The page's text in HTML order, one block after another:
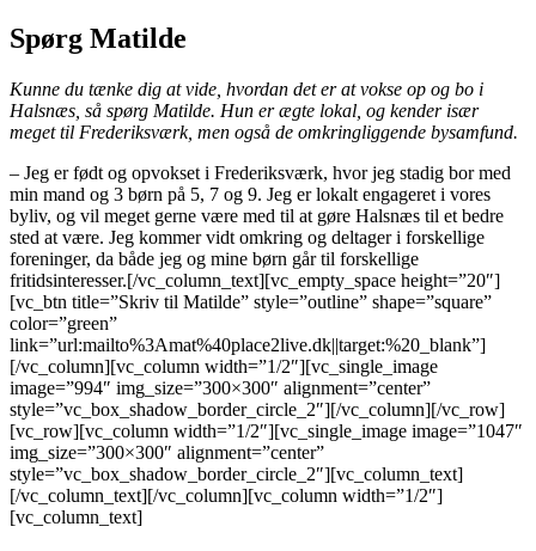
Spørg Matilde
Kunne du tænke dig at vide, hvordan det er at vokse op og bo i
Halsnæs, så spørg Matilde. Hun er ægte lokal, og kender især
meget til Frederiksværk, men også de omkringliggende bysamfund.
– Jeg er født og opvokset i Frederiksværk, hvor jeg stadig bor med
min mand og 3 børn på 5, 7 og 9. Jeg er lokalt engageret i vores
byliv, og vil meget gerne være med til at gøre Halsnæs til et bedre
sted at være. Jeg kommer vidt omkring og deltager i forskellige
foreninger, da både jeg og mine børn går til forskellige
fritidsinteresser.[/vc_column_text][vc_empty_space height=”20″]
[vc_btn title=”Skriv til Matilde” style=”outline” shape=”square”
color=”green”
link=”url:mailto%3Amat%40place2live.dk||target:%20_blank”]
[/vc_column][vc_column width=”1/2″][vc_single_image
image=”994″ img_size=”300×300″ alignment=”center”
style=”vc_box_shadow_border_circle_2″][/vc_column][/vc_row]
[vc_row][vc_column width=”1/2″][vc_single_image image=”1047″
img_size=”300×300″ alignment=”center”
style=”vc_box_shadow_border_circle_2″][vc_column_text]
[/vc_column_text][/vc_column][vc_column width=”1/2″]
[vc_column_text]